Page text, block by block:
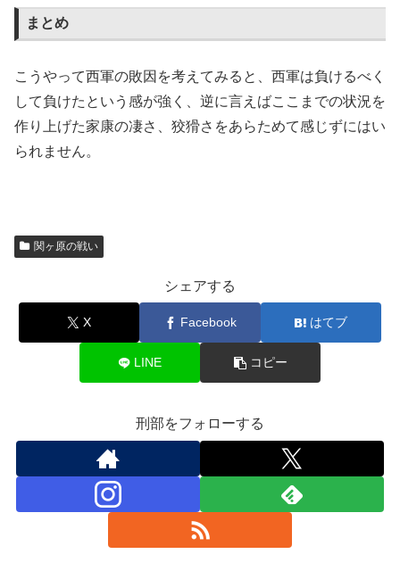
まとめ
こうやって西軍の敗因を考えてみると、西軍は負けるべく
して負けたという感が強く、逆に言えばここまでの状況を
作り上げた家康の凄さ、狡猾さをあらためて感じずにはい
られません。
関ヶ原の戦い
シェアする
X Facebook はてブ
LINE コピー
刑部をフォローする